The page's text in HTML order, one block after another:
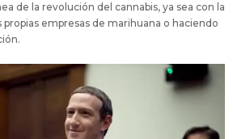
de la revolución del cannabis, ya sea con la
empresas de marihuana o haciendo